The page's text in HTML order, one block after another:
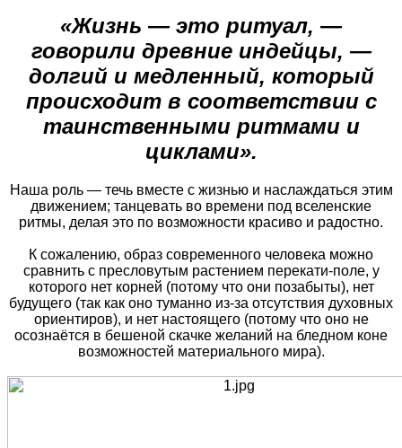
«Жизнь — это ритуал, —
говорили древние индейцы, —
долгий и медленный, который
происходит в соответствии с
таинственными ритмами и
циклами».
Наша роль — течь вместе с жизнью и наслаждаться этим
движением; танцевать во времени под вселенские
ритмы, делая это по возможности красиво и радостно.
К сожалению, образ современного человека можно
сравнить с пресловутым растением перекати-поле, у
которого нет корней (потому что они позабыты), нет
будущего (так как оно туманно из-за отсутствия духовных
ориентиров), и нет настоящего (потому что оно не
осознаётся в бешеной скачке желаний на бледном коне
возможностей материального мира).